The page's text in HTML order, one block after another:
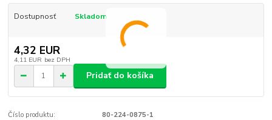
Dostupnosť Skladom
4,32 EUR
4,11 EUR bez DPH
Pridať do košíka
Číslo produktu:
80-224-0875-1